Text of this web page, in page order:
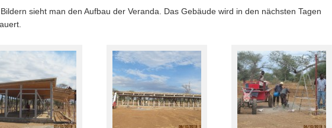
sieht man den Aufbau der Veranda. Das Gebäude wird in den nächsten Tagen